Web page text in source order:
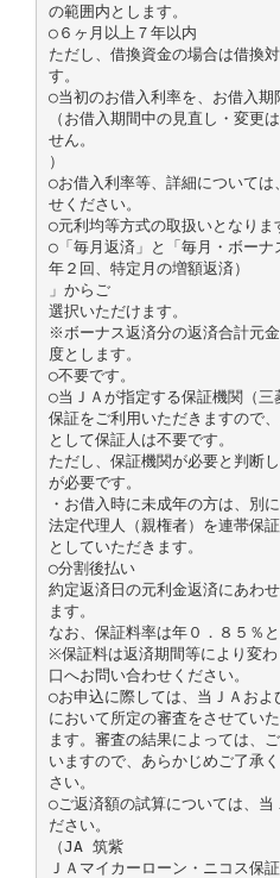
の範囲内とします。
○６ヶ月以上７年以内
ただし、借換資金の場合は借換
す。
○当初のお借入利率を、お借入期
（お借入期間中の見直し・変更
せん。
）
○お借入利率等、詳細について
せください。
○元利均等方式の取扱いとなりま
○「毎月返済」と「毎月・ボーナ
年２回、特定月の増額返済）
」からご
選択いただけます。
※ボーナス返済分の返済合計元
度とします。
○不要です。
○当ＪＡが指定する保証機関（
保証をご利用いただきますので
として保証人は不要です。
ただし、保証機関が必要と判断
が必要です。
・お借入時に未成年の方は、別
法定代理人（親権者）を連帯保証
としていただきます。
○分割後払い
約定返済日の元利金返済にあわ
ます。
なお、保証料率は年０．８５％と
※保証料は返済期間等により変
口へお問い合わせください。
○お申込に際しては、当ＪＡお
において所定の審査をさせてい
ます。審査の結果によっては、
いますので、あらかじめご了承
さい。
○ご返済額の試算については、当
ださい。
（JA 筑紫
ＪＡマイカーローン・ニコス保